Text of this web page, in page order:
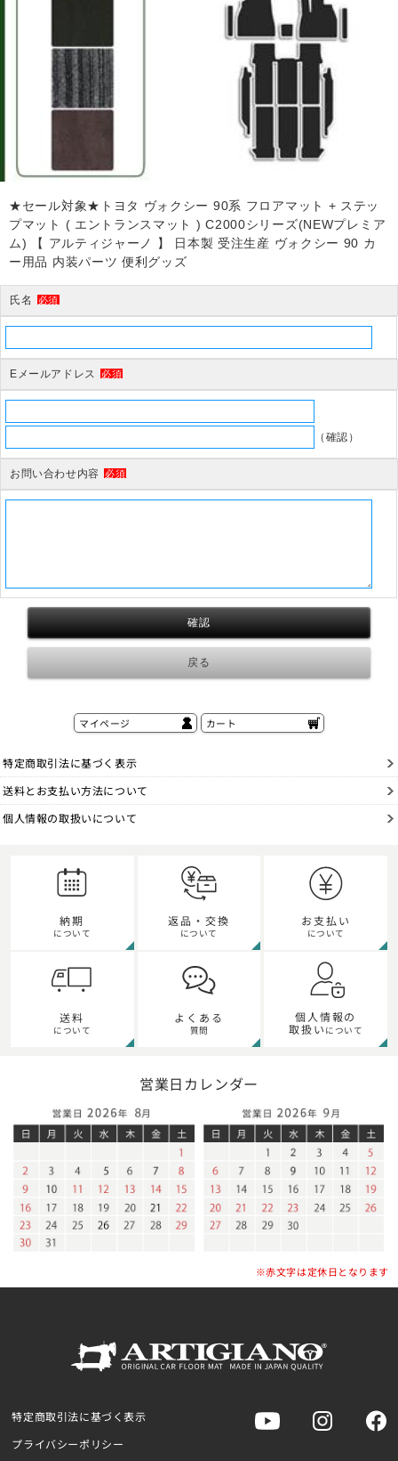
★セール対象★トヨタ ヴォクシー 90系 フロアマット + ステッ
プマット ( エントランスマット ) C2000シリーズ(NEWプレミア
ム) 【 アルティジャーノ 】 日本製 受注生産 ヴォクシー 90 カ
ー用品 内装パーツ 便利グッズ
氏名 必須
Eメールアドレス 必須
（確認）
お問い合わせ内容 必須
マイページ カート
特定商取引法に基づく表示
送料とお支払い方法について
個人情報の取扱いについて
納期
について
返品・交換
について
お支払い
について
送料
について
よくある
質問
個人情報の
取扱い について
営業日カレンダー
※赤文字は定休日となります
特定商取引法に基づく表示
プライバシーポリシー